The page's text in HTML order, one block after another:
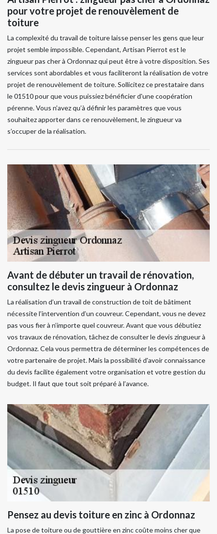
pour votre projet de renouvèlement de
toiture
La complexité du travail de toiture laisse penser les gens que leur
projet semble impossible. Cependant, Artisan Pierrot est le
zingueur pas cher à Ordonnaz qui peut être à votre disposition. Ses
services sont abordables et vous faciliteront la réalisation de votre
projet de renouvèlement de toiture. Sollicitez ce prestataire dans
le 01510 pour que vous puissiez bénéficier d'une coopération
pérenne. Vous n’avez qu’à définir les paramètres que vous
souhaitez apporter dans ce renouvèlement, le zingueur va
s’occuper de la réalisation.
Avant de débuter un travail de rénovation,
consultez le devis zingueur à Ordonnaz
La réalisation d’un travail de construction de toit de bâtiment
nécessite l’intervention d’un couvreur. Cependant, vous ne devez
pas vous fier à n’importe quel couvreur. Avant que vous débutiez
vos travaux de rénovation, tâchez de consulter le devis zingueur à
Ordonnaz. Cela vous permettra de déterminer les compétences de
votre partenaire de projet. Mais la possibilité d'avoir connaissance
du devis facilite également votre organisation et votre gestion du
budget. Il faut que tout soit préparé à l’avance.
Pensez au devis toiture en zinc à Ordonnaz
La pose de toiture ou de gouttière en zinc coûte moins cher que